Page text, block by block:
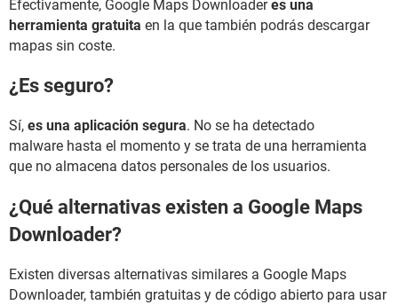
Efectivamente, Google Maps Downloaderes una
herramienta gratuita en la que también podrás descargar
mapas sin coste.
¿Es seguro?
Sí, es una aplicación segura. No se ha detectado
malware hasta el momento y se trata de una herramienta
que no almacena datos personales de los usuarios.
¿Qué alternativas existen a Google Maps
Downloader?
Existen diversas alternativas similares a Google Maps
Downloader, también gratuitas y de código abierto para usar